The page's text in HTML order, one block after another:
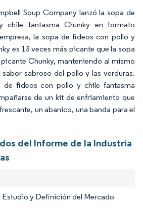
Soup Company lanzó la sopa de
fantasma Chunky en formato
la sopa de fideos con pollo y
es 13 veces más picante que la sopa
Chunky, manteniendo al mismo
sabroso del pollo y las verduras.
de fideos con pollo y chile fantasma
de un kit de enfriamiento que
un abanico, una banda para el
del Informe de la Industria
Estudio y Definición del Mercado